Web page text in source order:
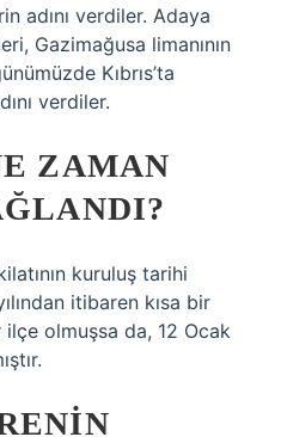
adını verdiler. Adaya
Gazimağusa limanının
Kıbrıs’ta
verdiler.
ZAMAN
kuruluş tarihi
itibaren kısa bir
olmuşsa da, 12 Ocak